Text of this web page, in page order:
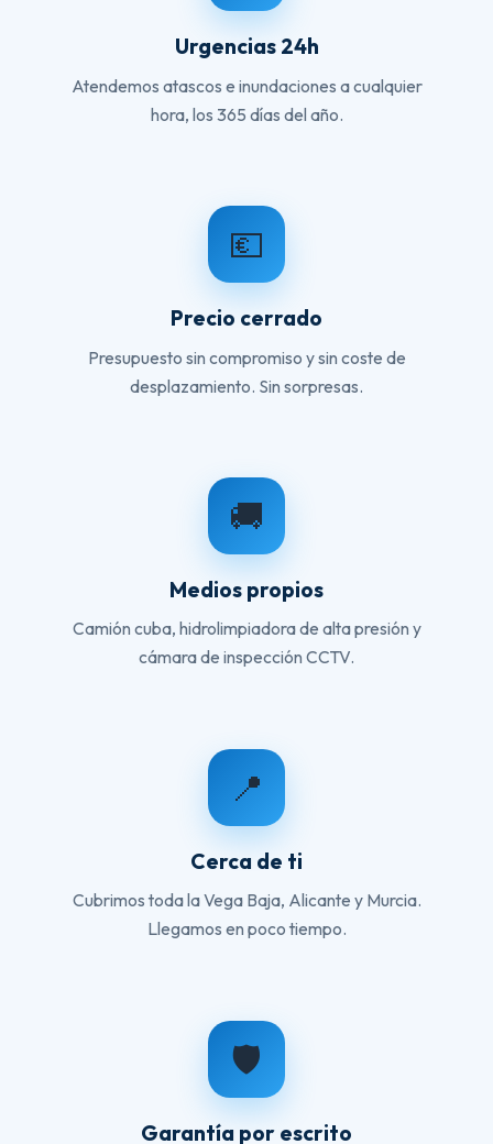
Urgencias 24h
Atendemos atascos e inundaciones a cualquier
hora, los 365 días del año.
💶
Precio cerrado
Presupuesto sin compromiso y sin coste de
desplazamiento. Sin sorpresas.
🚚
Medios propios
Camión cuba, hidrolimpiadora de alta presión y
cámara de inspección CCTV.
📍
Cerca de ti
Cubrimos toda la Vega Baja, Alicante y Murcia.
Llegamos en poco tiempo.
🛡️
Garantía por escrito